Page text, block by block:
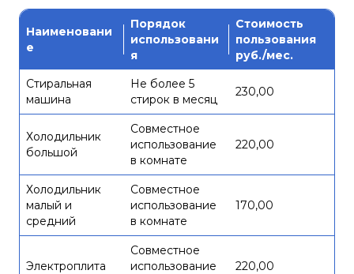
Наименовани
е
Порядок
использовани
я
Стоимость
пользования
руб./мес.
Стиральная
машина
Не более 5
стирок в месяц
230,00
Холодильник
большой
Совместное
использование
в комнате
220,00
Холодильник
малый и
средний
Совместное
использование
в комнате
170,00
Электроплита
Совместное
использование
220,00